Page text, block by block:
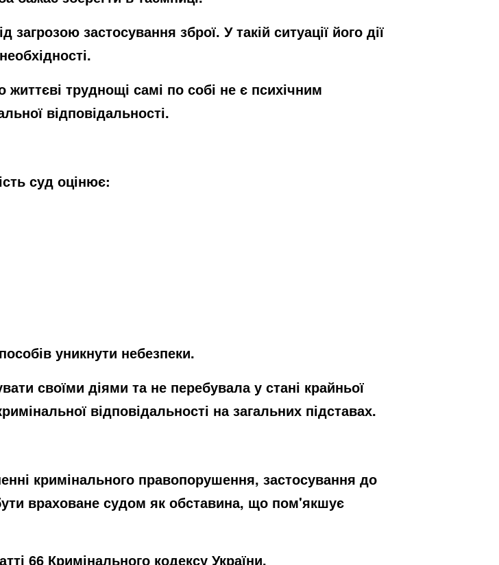
застосування зброї. У такій ситуації його дії
труднощі самі по собі не є психічним
відповідальності.
суд оцінює:
уникнути небезпеки.
своїми діями та не перебувала у стані крайньої
відповідальності на загальних підставах.
кримінального правопорушення, застосування до
враховане судом як обставина, що пом'якшує
66 Кримінального кодексу України.